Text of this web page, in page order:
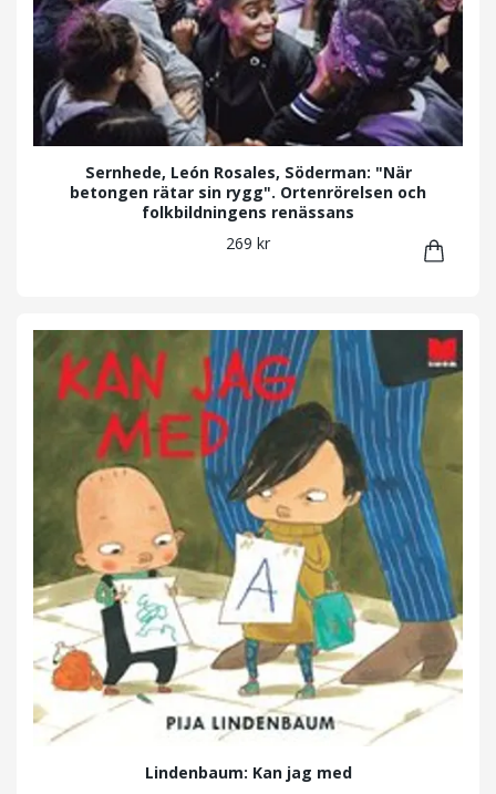
Sernhede, León Rosales, Söderman: "När
betongen rätar sin rygg". Ortenrörelsen och
folkbildningens renässans
269 kr
Lindenbaum: Kan jag med